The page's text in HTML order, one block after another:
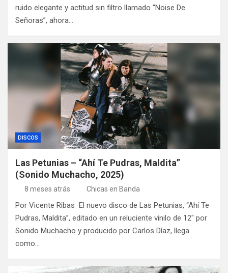
ruido elegante y actitud sin filtro llamado “Noise De
Señoras”, ahora…
DISCOS
Las Petunias – “Ahí Te Pudras, Maldita”
(Sonido Muchacho, 2025)
8 meses atrás Chicas en Banda
Por Vicente Ribas El nuevo disco de Las Petunias, “Ahí Te
Pudras, Maldita”, editado en un reluciente vinilo de 12″ por
Sonido Muchacho y producido por Carlos Díaz, llega
como…